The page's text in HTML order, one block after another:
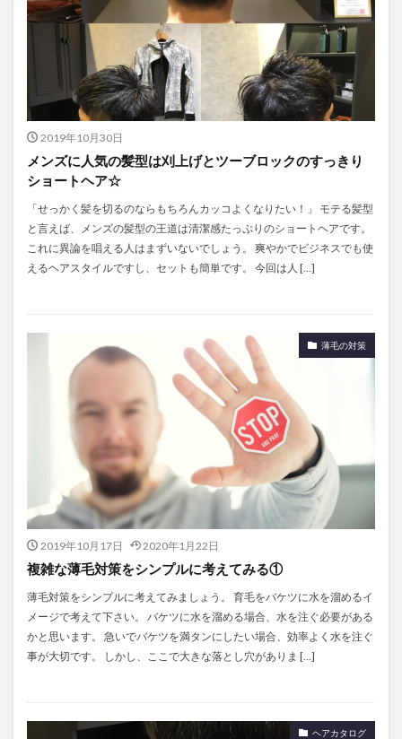
2019年10月30日
メンズに人気の髪型は刈上げとツーブロックのすっきり
ショートヘア☆
「せっかく髪を切るのならもちろんカッコよくなりたい！」 モテる髪型
と言えば、メンズの髪型の王道は清潔感たっぷりのショートヘアです。
これに異論を唱える人はまずいないでしょう。 爽やかでビジネスでも使
えるヘアスタイルですし、セットも簡単です。 今回は人 […]
薄毛の対策
2019年10月17日 2020年1月22日
複雑な薄毛対策をシンプルに考えてみる①
薄毛対策をシンプルに考えてみましょう。 育毛をバケツに水を溜めるイ
メージで考えて下さい。 バケツに水を溜める場合、水を注ぐ必要がある
かと思います。 急いでバケツを満タンにしたい場合、効率よく水を注ぐ
事が大切です。 しかし、ここで大きな落とし穴がありま […]
ヘアカタログ